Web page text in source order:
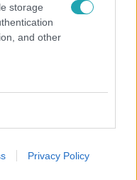
storage
and other
Privacy Policy
lesz a parlament
ellen